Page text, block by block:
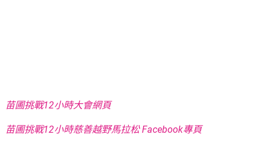
苗圃挑戰12小時大會網頁
苗圃挑戰12小時慈善越野馬拉松 Facebook專頁